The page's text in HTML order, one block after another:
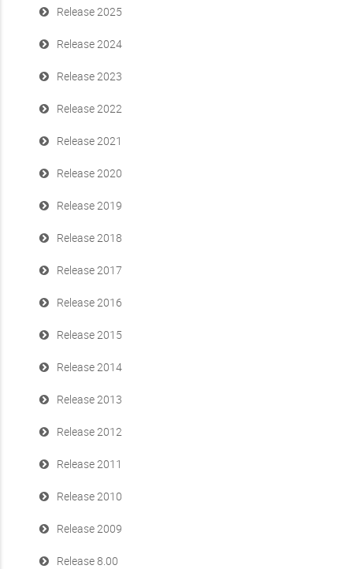
Release 2025
Release 2024
Release 2023
Release 2022
Release 2021
Release 2020
Release 2019
Release 2018
Release 2017
Release 2016
Release 2015
Release 2014
Release 2013
Release 2012
Release 2011
Release 2010
Release 2009
Release 8.00